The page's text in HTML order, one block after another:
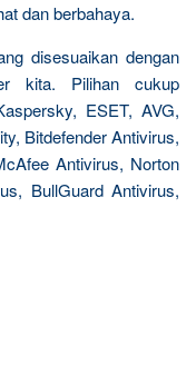
dan berbahaya.
disesuaikan dengan
kita. Pilihan cukup
ESET, AVG,
Bitdefender Antivirus,
Antivirus, Norton
BullGuard Antivirus,